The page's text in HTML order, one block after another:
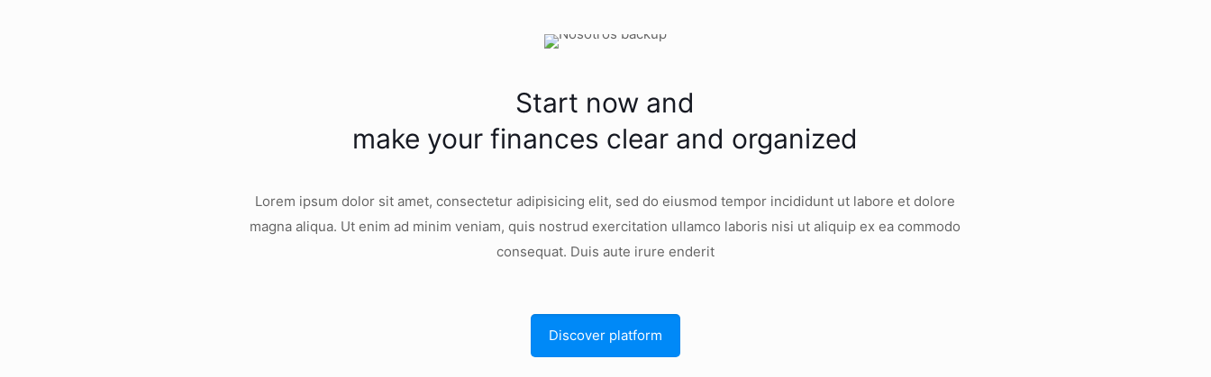
Start now and
make your finances clear and organized
Lorem ipsum dolor sit amet, consectetur adipisicing elit, sed do eiusmod tempor incididunt ut labore et dolore
magna aliqua. Ut enim ad minim veniam, quis nostrud exercitation ullamco laboris nisi ut aliquip ex ea commodo
consequat. Duis aute irure enderit
Discover platform